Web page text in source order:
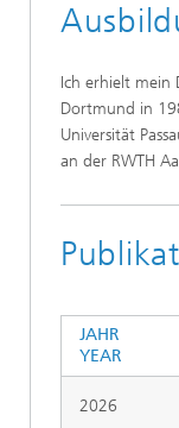
Ich erhielt mein
Dortmund in
Universität
an der RWTH
JAHR
YEAR
2026